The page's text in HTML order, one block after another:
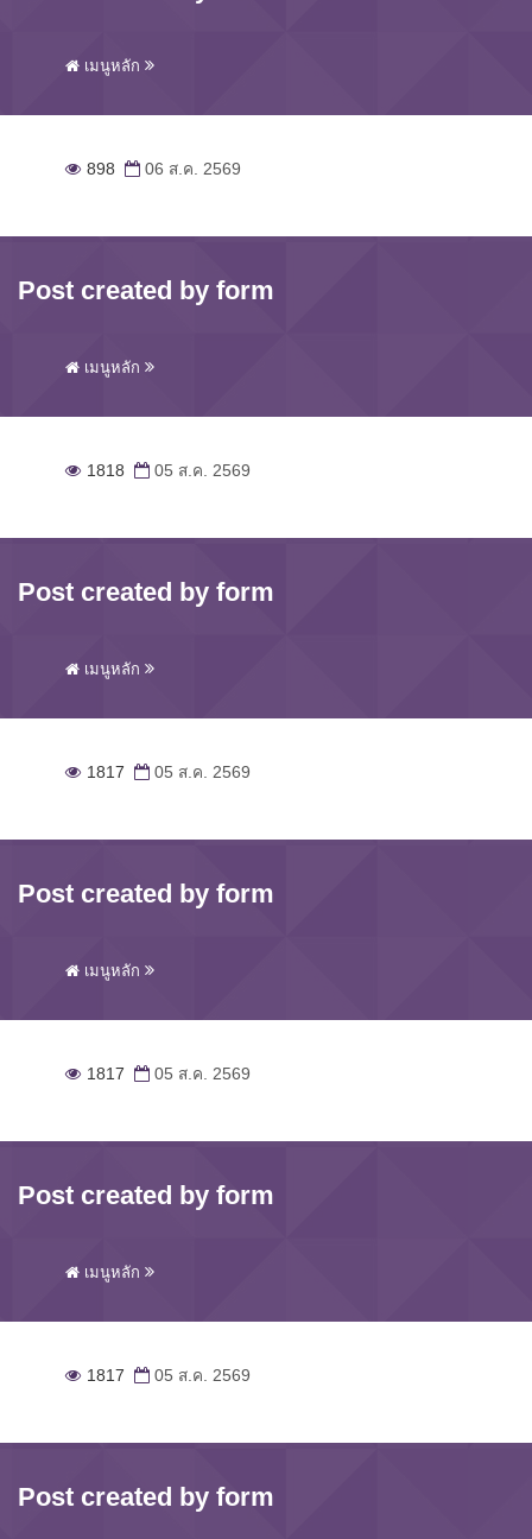
เมนูหลัก
898 06 ส.ค. 2569
Post created by form
เมนูหลัก
1818 05 ส.ค. 2569
Post created by form
เมนูหลัก
1817 05 ส.ค. 2569
Post created by form
เมนูหลัก
1817 05 ส.ค. 2569
Post created by form
เมนูหลัก
1817 05 ส.ค. 2569
Post created by form